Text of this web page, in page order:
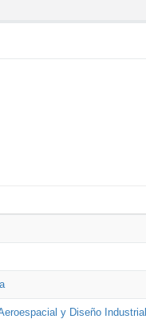
y Diseño Industrial